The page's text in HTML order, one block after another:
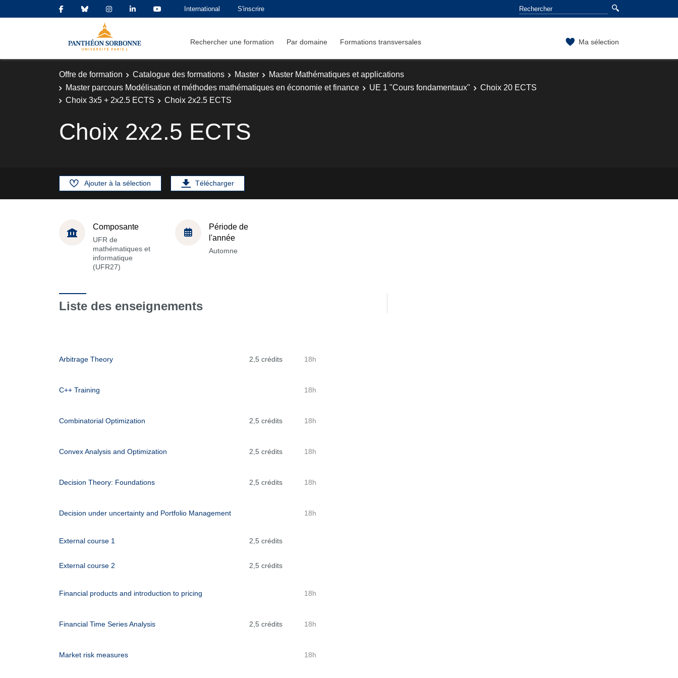
International S'inscrire
Rechercher une formation Par domaine Formations transversales Ma sélection
Offre de formation Catalogue des formations Master
Master Mathématiques et applications
Master parcours Modélisation et méthodes mathématiques en économie et finance
UE 1 "Cours fondamentaux"
Choix 20 ECTS
Choix 3x5 + 2x2.5 ECTS
Choix 2x2.5 ECTS
Choix 2x2.5 ECTS
Ajouter à la sélection Télécharger
Composante
UFR de
mathématiques et
informatique
(UFR27)
Période de
l'année
Automne
Liste des enseignements
Arbitrage Theory 2,5 crédits 18h
C++ Training 18h
Combinatorial Optimization 2,5 crédits 18h
Convex Analysis and Optimization 2,5 crédits 18h
Decision Theory: Foundations 2,5 crédits 18h
Decision under uncertainty and Portfolio Management 18h
External course 1 2,5 crédits
External course 2 2,5 crédits
Financial products and introduction to pricing 18h
Financial Time Series Analysis 2,5 crédits 18h
Market risk measures 18h